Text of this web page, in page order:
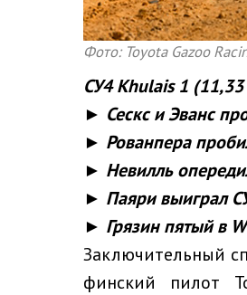
Фото: Toyota Gazoo
СУ4Khulais1
► Сескс и Эванс
► Рованпера
► Невилль
► Паяри выиграл
► Грязин пятый в
Заключительный
финский пилот